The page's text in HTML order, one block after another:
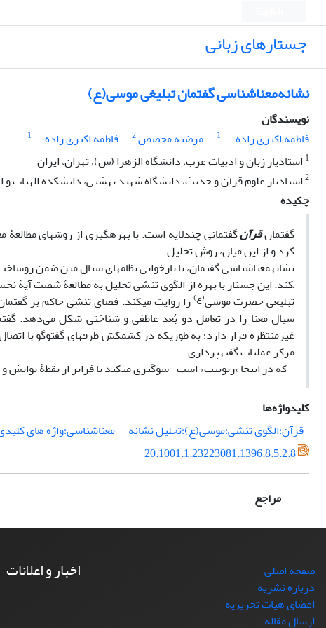
جستارهای زبانی
نشانه‌معناشناسی گفتمان تبلیغی موسی(ع)
نویسندگان
فاطمه اکبری زاده
1 مرضیه محصص2 فاطمه اکبری زاده
1
1 استادیار زبان و ادبیات عرب، دانشگاه الزهرا (س)، تهران، ایران
2استادیار علوم قرآن و حدیث، دانشگاه شهید بهشتی، دانشکده الهیات و
چکیده
گفتمانقرآنگفتمانی چندلایه است. با بهره­گیری از روش­های مطالعۀ
کرد و از این میان، روش تحلیل
نشانه­معناشناسی گفتمان، با بازخوانی نظام­های سیال متن ضمن
کند. این جستار با بهره از الگوی تنشی تحلیل به مطالعۀ شصت آیۀ
تبلیغی حضرت موسی(ع)را روایت می­کند. فضای تنشی حاکم بر
سیال معنا را در تعامل دو بُعد عاطفی و شناختی شکل می‌دهد.
غیرمنتظره قرار دارد؛ به طوری­که در کشمکش طرف­های گفت­وگو با
مرکز عملیات گفته­پردازی
- که در اینجا «ربوبیت» است- سوگیری می­کند تا فراتر از نقطۀ توانش
کلیدواژه‌ها
قرآن؛الگوی تنشی؛موسی(ع)؛تحلیل نشانه­
معناشناسی؛واژه ­های
20.1001.1.23223081.1396.8.5.2.8
مراجع
صفحه اصلی
درباره نشریه
اعضای هیات تحریریه
ارسال مقاله
اخبار و اعلانات